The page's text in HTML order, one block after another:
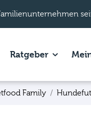
page.
subpages of
RatgeberShow
Family